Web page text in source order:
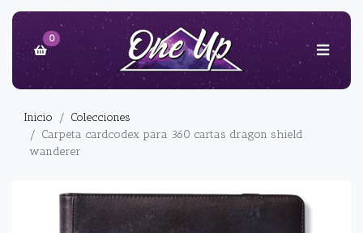
0
Inicio
Colecciones
Carpeta cardcodex para 360 cartas dragon shield
wanderer